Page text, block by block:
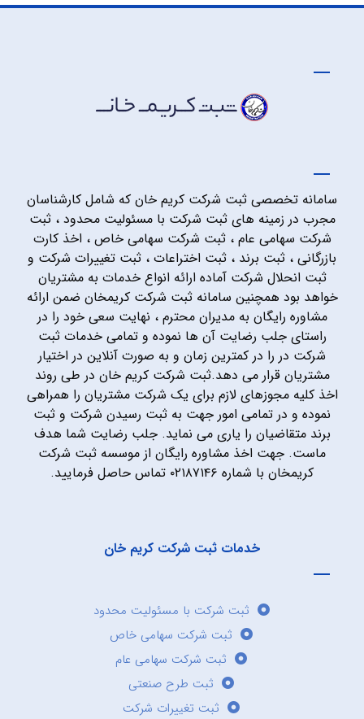
سامانه تخصصی ثبت شرکت کریم خان که شامل کارشناسان
مجرب در زمینه های ثبت شرکت با مسئولیت محدود ، ثبت
شرکت سهامی عام ، ثبت شرکت سهامی خاص ، اخذ کارت
بازرگانی ، ثبت برند ، ثبت اختراعات ، ثبت تغییرات شرکت و
ثبت انحلال شرکت آماده ارائه انواع خدمات به مشتریان
خواهد بود همچنین سامانه ثبت شرکت کریمخان ضمن ارائه
مشاوره رایگان به مدیران محترم ، نهایت سعی خود را در
راستای جلب رضایت آن ها نموده و تمامی خدمات ثبت
شرکت در را در کمترین زمان و به صورت آنلاین در اختیار
مشتریان قرار می دهد.ثبت شرکت کریم خان در طی روند
اخذ کلیه مجوزهای لازم برای یک شرکت مشتریان را همراهی
نموده و در تمامی امور جهت به ثبت رسیدن شرکت و ثبت
برند متقاضیان را یاری می نماید. جلب رضایت شما هدف
ماست. جهت اخذ مشاوره رایگان از موسسه ثبت شرکت
کریمخان با شماره ۰۲۱۸۷۱۴۶ تماس حاصل فرمایید.
خدمات ثبت شرکت کریم خان
ثبت شرکت با مسئولیت محدود
ثبت شرکت سهامی خاص
ثبت شرکت سهامی عام
ثبت طرح صنعتی
ثبت تغییرات شرکت